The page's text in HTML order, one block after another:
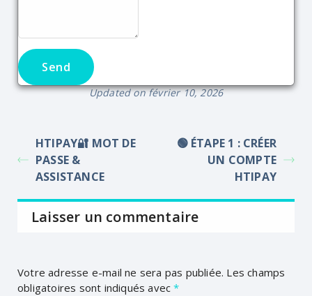
Updated on février 10, 2026
HTIPAY🔐 MOT DE
PASSE &
ASSISTANCE
🟢 ÉTAPE 1 : CRÉER
UN COMPTE
HTIPAY
Laisser un commentaire
Votre adresse e-mail ne sera pas publiée. Les champs
obligatoires sont indiqués avec*